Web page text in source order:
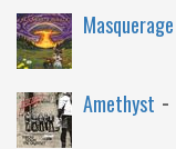
Masquerage
Amethyst -